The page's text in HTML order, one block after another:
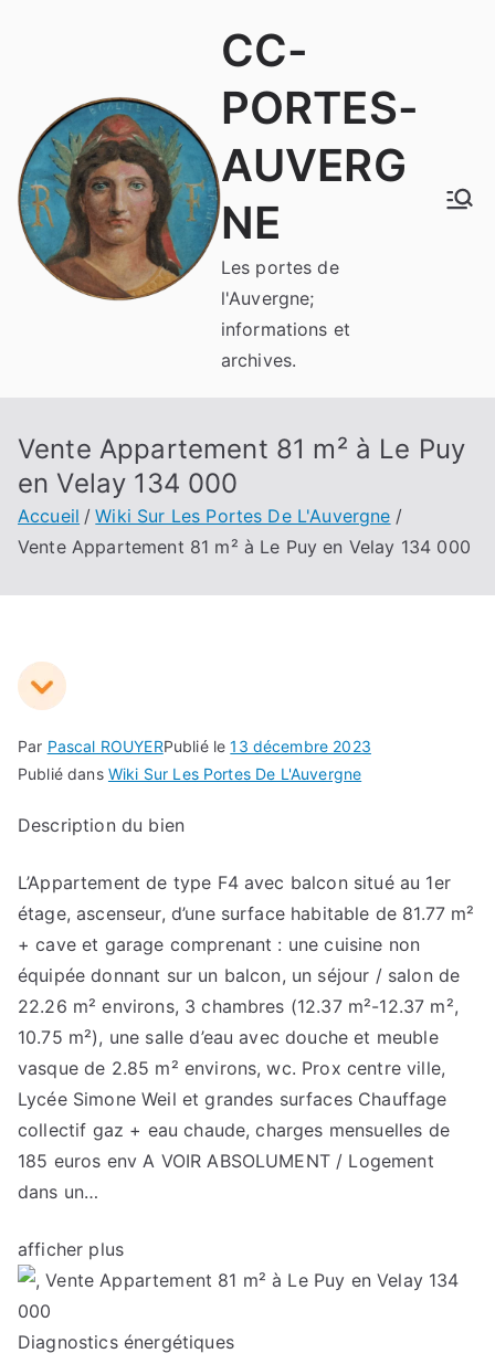
CC-
PORTES-
AUVERG
NE
Les portes de
l'Auvergne;
informations et
archives.
Vente Appartement 81 m² à Le Puy
en Velay 134 000
Accueil
Wiki Sur Les Portes De L'Auvergne
Vente Appartement 81 m² à Le Puy en Velay 134 000
Par Pascal ROUYERPublié le13 décembre 2023
Publié dans Wiki Sur Les Portes De L'Auvergne
Description du bien
L’Appartement de type F4 avec balcon situé au 1er
étage, ascenseur, d’une surface habitable de 81.77 m²
+ cave et garage comprenant : une cuisine non
équipée donnant sur un balcon, un séjour / salon de
22.26 m² environs, 3 chambres (12.37 m²-12.37 m²,
10.75 m²), une salle d’eau avec douche et meuble
vasque de 2.85 m² environs, wc. Prox centre ville,
Lycée Simone Weil et grandes surfaces Chauffage
collectif gaz + eau chaude, charges mensuelles de
185 euros env A VOIR ABSOLUMENT / Logement
dans un…
afficher plus
Diagnostics énergétiques